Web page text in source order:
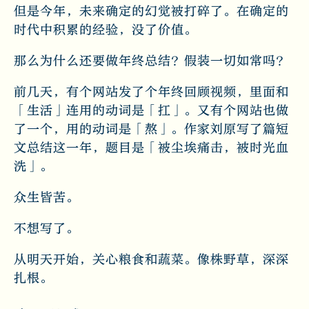
但是今年，未来确定的幻觉被打碎了。在确定的
时代中积累的经验，没了价值。
那么为什么还要做年终总结？假装一切如常吗？
前几天，有个网站发了个年终回顾视频，里面和
「生活」连用的动词是「扛」。又有个网站也做
了一个，用的动词是「熬」。作家刘原写了篇短
文总结这一年，题目是「被尘埃痛击，被时光血
洗」。
众生皆苦。
不想写了。
从明天开始，关心粮食和蔬菜。像株野草，深深
扎根。